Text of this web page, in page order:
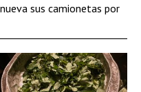
sus camionetas por